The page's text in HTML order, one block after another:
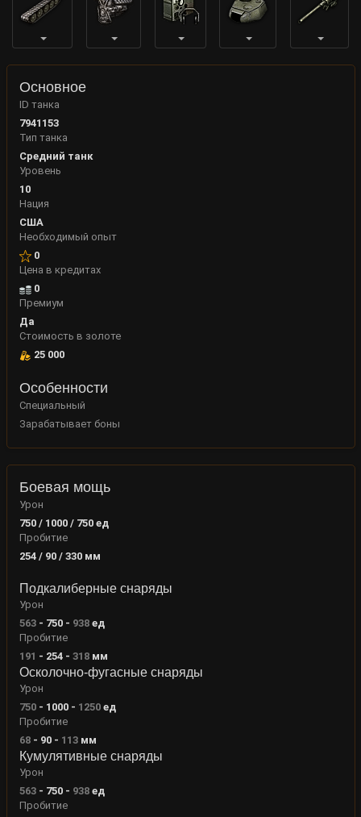
Основное
ID танка
7941153
Тип танка
Средний танк
Уровень
10
Нация
США
Необходимый опыт
0
Цена в кредитах
0
Премиум
Да
Стоимость в золоте
25 000
Особенности
Специальный
Зарабатывает боны
Боевая мощь
Урон
750 / 1000 / 750 ед
Пробитие
254 / 90 / 330 мм
Подкалиберные снаряды
Урон
563- 750- 938ед
Пробитие
191 - 254- 318 мм
Осколочно-фугасные снаряды
Урон
750- 1000- 1250ед
Пробитие
68- 90- 113 мм
Кумулятивные снаряды
Урон
563- 750- 938ед
Пробитие